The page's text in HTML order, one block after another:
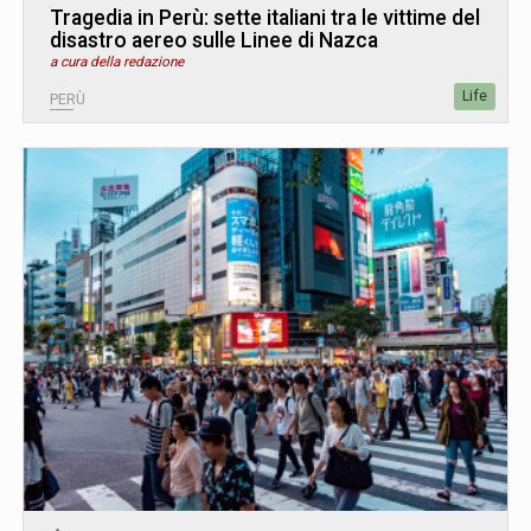
Tragedia in Perù: sette italiani tra le vittime del
disastro aereo sulle Linee di Nazca
a cura della redazione
PERÙ Life